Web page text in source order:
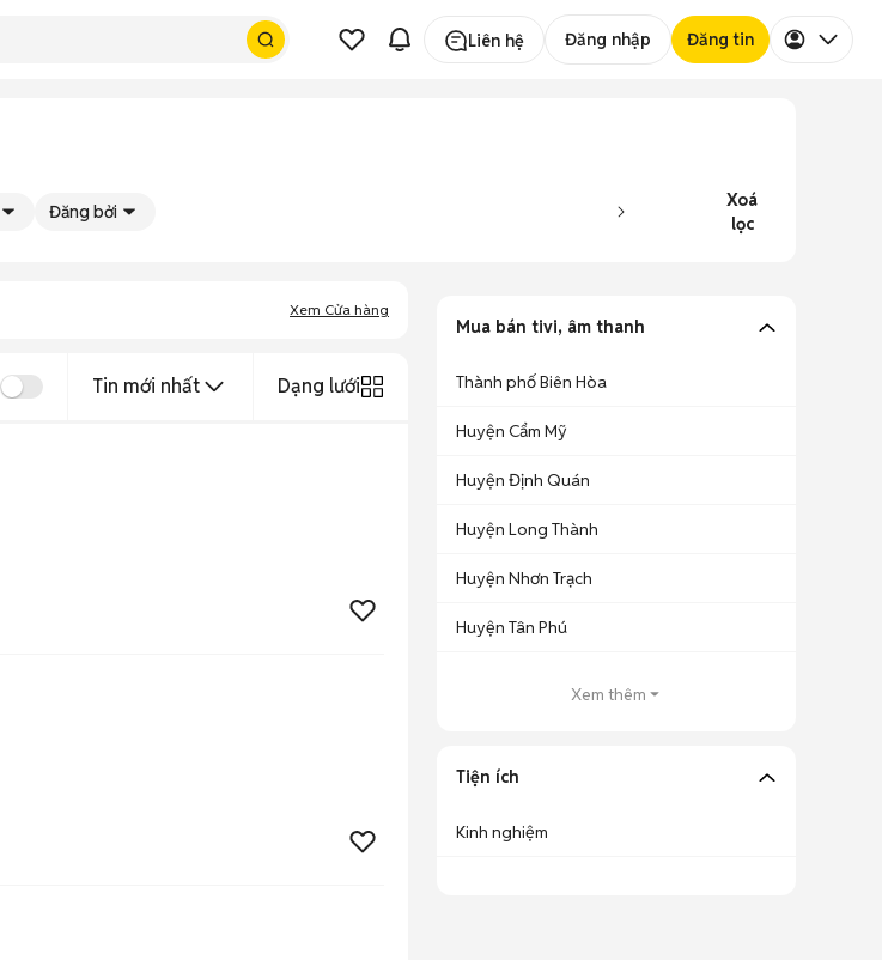
Liên hệ Đăng nhập Đăng tin
Đăng bởi
Xoá
lọc
Xem Cửa hàng
Tin mới nhất Dạng lưới
Mua bán tivi, âm thanh
Thành phố Biên Hòa
Huyện Cẩm Mỹ
Huyện Định Quán
Huyện Long Thành
Huyện Nhơn Trạch
Huyện Tân Phú
Xem thêm
Tiện ích
Kinh nghiệm